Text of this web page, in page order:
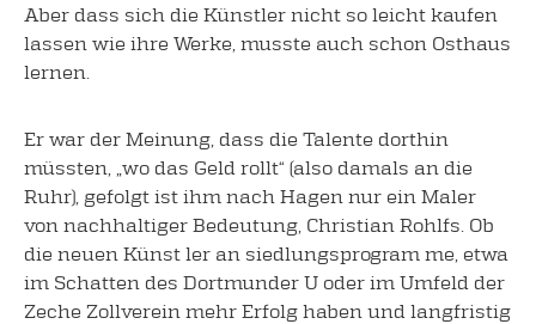
Aber dass sich die Künstler nicht so leicht kaufen
lassen wie ihre Werke, musste auch schon Osthaus
lernen.
Er war der Meinung, dass die Talente dorthin
müssten, „wo das Geld rollt“ (also damals an die
Ruhr), gefolgt ist ihm nach Hagen nur ein Maler
von nachhaltiger Bedeutung, Christian Rohlfs. Ob
die neuen Künst ler an siedlungsprogram me, etwa
im Schatten des Dortmunder U oder im Umfeld der
Zeche Zollverein mehr Erfolg haben und langfristig